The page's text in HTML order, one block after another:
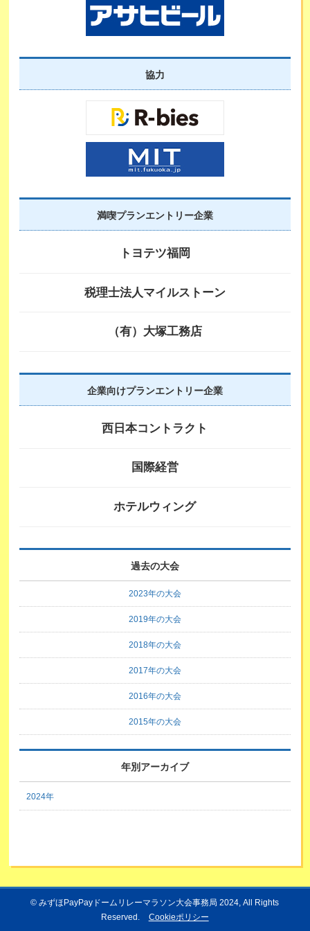
協力
満喫プランエントリー企業
トヨテツ福岡
税理士法人マイルストーン
（有）大塚工務店
企業向けプランエントリー企業
西日本コントラクト
国際経営
ホテルウィング
過去の大会
2023年の大会
2019年の大会
2018年の大会
2017年の大会
2016年の大会
2015年の大会
年別アーカイブ
2024年
©みずほPayPayドームリレーマラソン大会事務局 2024 , All Rights
Reserved.
Cookieポリシー